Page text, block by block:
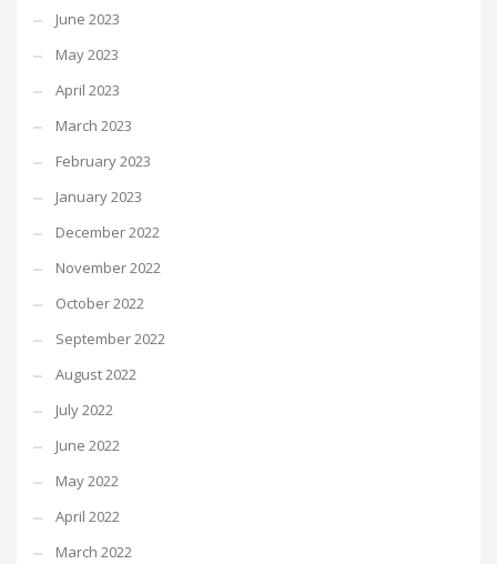
June 2023
May 2023
April 2023
March 2023
February 2023
January 2023
December 2022
November 2022
October 2022
September 2022
August 2022
July 2022
June 2022
May 2022
April 2022
March 2022